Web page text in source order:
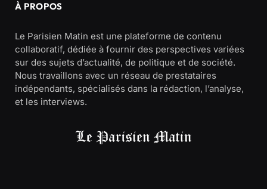
À PROPOS
Le Parisien Matin est une plateforme de contenu
collaboratif, dédiée à fournir des perspectives variées
sur des sujets d’actualité, de politique et de société.
Nous travaillons avec un réseau de prestataires
indépendants, spécialisés dans la rédaction, l’analyse,
et les interviews.